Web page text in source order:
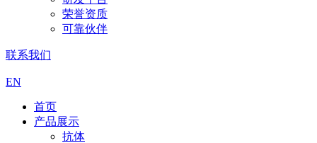
荣誉资质
可靠伙伴
联系我们
EN
首页
产品展示
抗体